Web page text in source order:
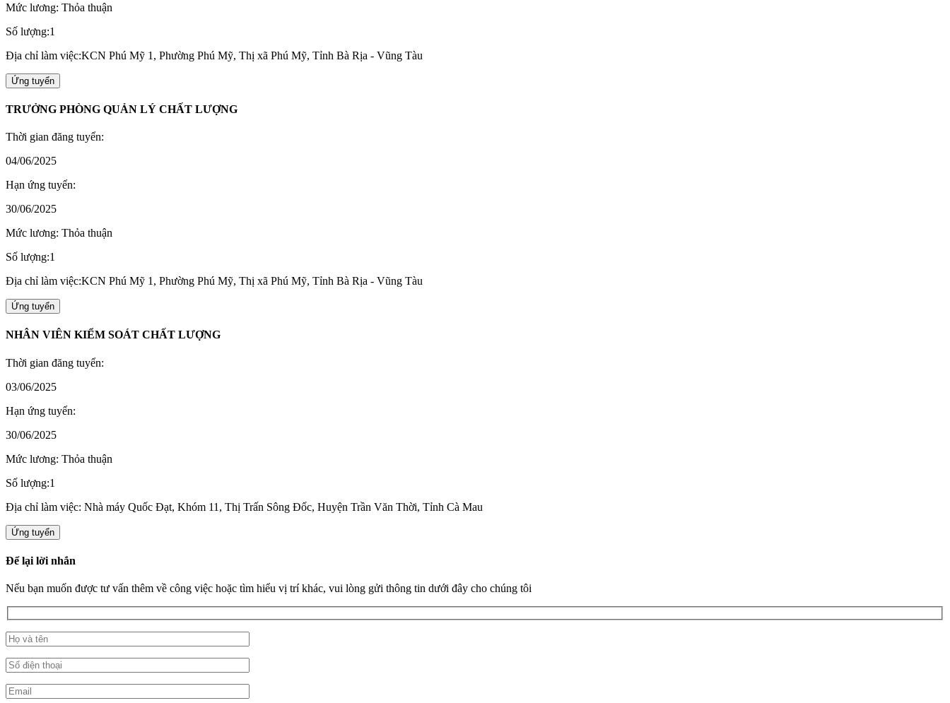
Mức lương: Thỏa thuận
Số lượng:1
Địa chỉ làm việc:KCN Phú Mỹ 1, Phường Phú Mỹ, Thị xã Phú Mỹ, Tỉnh Bà Rịa - Vũng Tàu
Ứng tuyển
TRƯỞNG PHÒNG QUẢN LÝ CHẤT LƯỢNG
Thời gian đăng tuyển:
04/06/2025
Hạn ứng tuyển:
30/06/2025
Mức lương: Thỏa thuận
Số lượng:1
Địa chỉ làm việc:KCN Phú Mỹ 1, Phường Phú Mỹ, Thị xã Phú Mỹ, Tỉnh Bà Rịa - Vũng Tàu
Ứng tuyển
NHÂN VIÊN KIỂM SOÁT CHẤT LƯỢNG
Thời gian đăng tuyển:
03/06/2025
Hạn ứng tuyển:
30/06/2025
Mức lương: Thỏa thuận
Số lượng:1
Địa chỉ làm việc: Nhà máy Quốc Đạt, Khóm 11, Thị Trấn Sông Đốc, Huyện Trần Văn Thời, Tỉnh Cà Mau
Ứng tuyển
Để lại lời nhắn
Nếu bạn muốn được tư vấn thêm về công việc hoặc tìm hiểu vị trí khác, vui lòng gửi thông tin dưới đây cho chúng tôi